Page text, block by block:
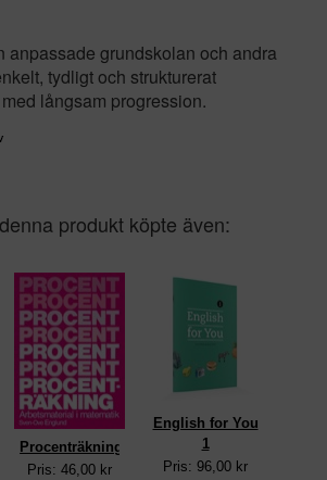
anpassade grundskolan och andra
tydligt och strukturerat
långsam progression.
produkt köpte även:
Procenträkning
Pris: 46,00 kr
English for You
1
Pris: 96,00 kr